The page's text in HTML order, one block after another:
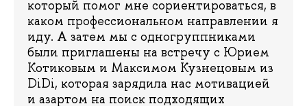
который помог мне сориентироваться, в
каком профессиональном направлении я
иду. А затем мы с одногруппниками
были приглашены на встречу с Юрием
Котиковым и Максимом Кузнецовым из
DiDi, которая зарядила нас мотивацией
и азартом на поиск подходящих